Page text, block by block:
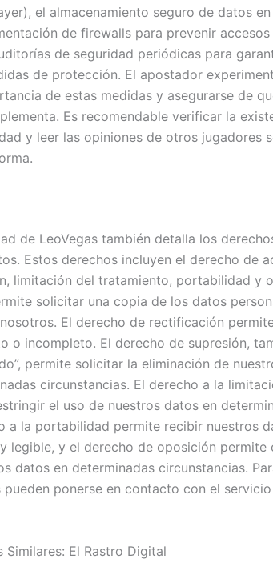
el almacenamiento seguro de datos
de firewalls para prevenir
de seguridad periódicas para
de protección. El apostador
de estas medidas y asegurarse de
Es recomendable verificar la
y leer las opiniones de otros jugadores
de LeoVegas también detalla los
Estos derechos incluyen el derecho de
limitación del tratamiento, portabilidad y
solicitar una copia de los datos
El derecho de rectificación
o incompleto. El derecho de supresión,
permite solicitar la eliminación de
circunstancias. El derecho a la
el uso de nuestros datos en
a la portabilidad permite recibir nuestros
legible, y el derecho de oposición permite
datos en determinadas circunstancias.
pueden ponerse en contacto con el
Similares: El Rastro Digital